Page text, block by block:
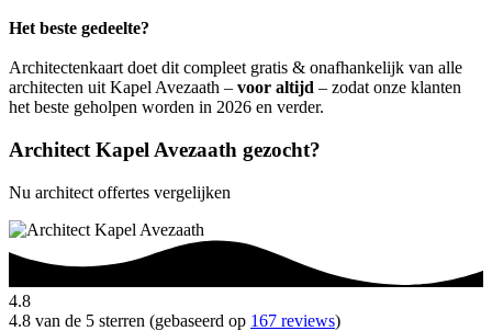
Het beste gedeelte?
Architectenkaart doet dit compleet gratis & onafhankelijk van alle
architecten uit Kapel Avezaath – voor altijd – zodat onze klanten
het beste geholpen worden in 2026 en verder.
Architect Kapel Avezaath gezocht?
Nu architect offertes vergelijken
4.8
4.8 van de 5 sterren (gebaseerd op 167 reviews)